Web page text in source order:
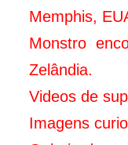
Memphis,
Monstro
Zelândia.
Videos de
Imagens